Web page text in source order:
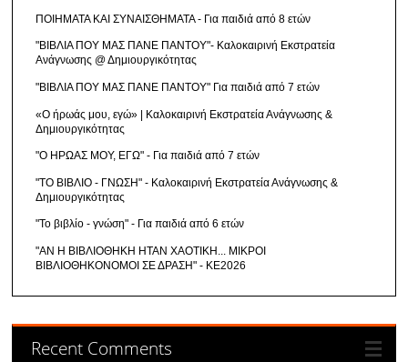
ΠΟΙΗΜΑΤΑ ΚΑΙ ΣΥΝΑΙΣΘΗΜΑΤΑ - Για παιδιά από 8 ετών
"ΒΙΒΛΙΑ ΠΟΥ ΜΑΣ ΠΑΝΕ ΠΑΝΤΟΥ"- Καλοκαιρινή Εκστρατεία
Ανάγνωσης @ Δημιουργικότητας
"ΒΙΒΛΙΑ ΠΟΥ ΜΑΣ ΠΑΝΕ ΠΑΝΤΟΥ" Για παιδιά από 7 ετών
«Ο ήρωάς μου, εγώ» | Καλοκαιρινή Εκστρατεία Ανάγνωσης &
Δημιουργικότητας
"Ο ΗΡΩΑΣ ΜΟΥ, ΕΓΩ" - Για παιδιά από 7 ετών
"ΤΟ ΒΙΒΛΙΟ - ΓΝΩΣΗ" - Καλοκαιρινή Εκστρατεία Ανάγνωσης &
Δημιουργικότητας
"Το βιβλίο - γνώση" - Για παιδιά από 6 ετών
"ΑΝ Η ΒΙΒΛΙΟΘΗΚΗ ΗΤΑΝ ΧΑΟΤΙΚΗ... ΜΙΚΡΟΙ
ΒΙΒΛΙΟΘΗΚΟΝΟΜΟΙ ΣΕ ΔΡΑΣΗ" - ΚΕ2026
Recent Comments